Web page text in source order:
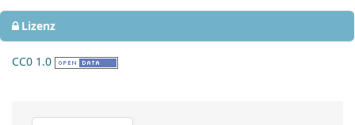
Lizenz
CC0 1.0